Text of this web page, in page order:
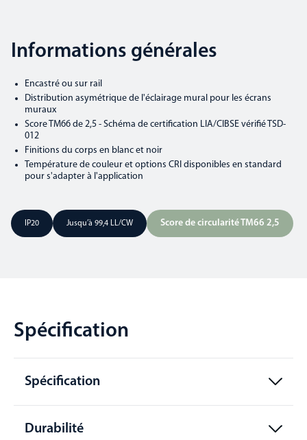
Informations générales
Encastré ou sur rail
Distribution asymétrique de l'éclairage mural pour les écrans
muraux
Score TM66 de 2,5 - Schéma de certification LIA/CIBSE vérifié TSD-
012
Finitions du corps en blanc et noir
Température de couleur et options CRI disponibles en standard
pour s'adapter à l'application
IP20 Jusqu’à 99,4 LL/CW Score de circularité TM66 2,5
Spécification
Spécification
Durabilité